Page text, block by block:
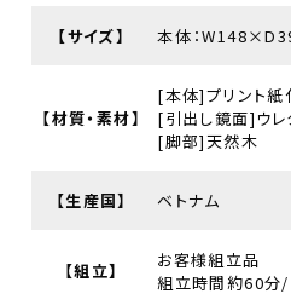
【サイズ】 本体：
【材質・素材】
[本体]プリント紙
[引出し鏡面]ウ
[脚部]天然木
【生産国】 ベトナム
【組立】
お客様組立品
組立時間約60分/